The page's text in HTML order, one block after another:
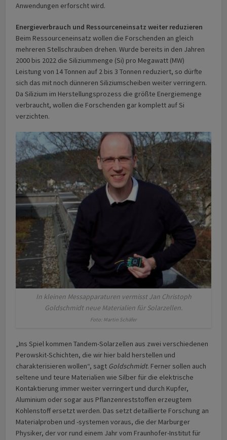
Anwendungen erforscht wird.
Energieverbrauch und Ressourceneinsatz weiter reduzieren
Beim Ressourceneinsatz wollen die Forschenden an gleich
mehreren Stellschrauben drehen. Wurde bereits in den Jahren
2000 bis 2022 die Siliziummenge (Si) pro Megawatt (MW)
Leistung von 14 Tonnen auf 2 bis 3 Tonnen reduziert, so dürfte
sich das mit noch dünneren Siliziumscheiben weiter verringern.
Da Silizium im Herstellungsprozess die größte Energiemenge
verbraucht, wollen die Forschenden gar komplett auf Si
verzichten.
In kleinen Messapparaturen vermisst Jan Christoph
Goldschmidt neue Materialien für Solarzellen.
Foto: Martin Schäfer
„Ins Spiel kommen Tandem-Solarzellen aus zwei verschiedenen
Perowskit-Schichten, die wir hier bald herstellen und
charakterisieren wollen“, sagt Goldschmidt. Ferner sollen auch
seltene und teure Materialien wie Silber für die elektrische
Kontaktierung immer weiter verringert und durch Kupfer,
Aluminium oder sogar aus Pflanzenreststoffen erzeugtem
Kohlenstoff ersetzt werden. Das setzt detaillierte Forschung an
Materialproben und -systemen voraus, die der Marburger
Physiker, der vor rund einem Jahr vom Fraunhofer-Institut für